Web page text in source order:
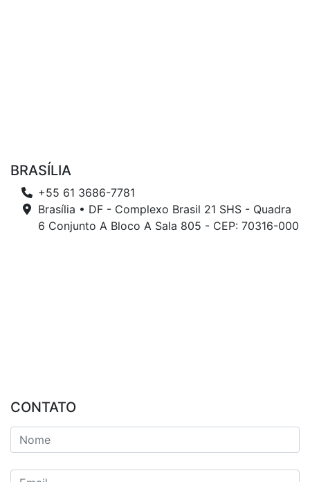
BRASÍLIA
+55 61 3686-7781
Brasília • DF - Complexo Brasil 21 SHS - Quadra
6 Conjunto A Bloco A Sala 805 - CEP: 70316-000
CONTATO